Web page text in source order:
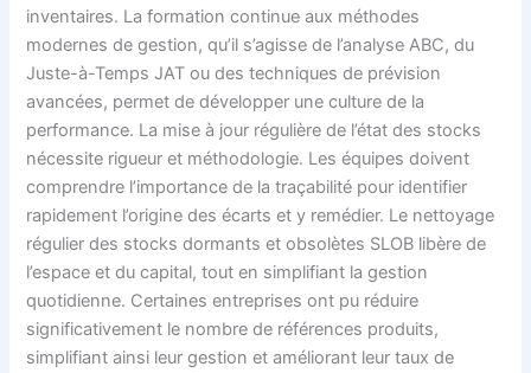
inventaires. La formation continue aux méthodes
modernes de gestion, qu’il s’agisse de l’analyse ABC, du
Juste-à-Temps JAT ou des techniques de prévision
avancées, permet de développer une culture de la
performance. La mise à jour régulière de l’état des stocks
nécessite rigueur et méthodologie. Les équipes doivent
comprendre l’importance de la traçabilité pour identifier
rapidement l’origine des écarts et y remédier. Le nettoyage
régulier des stocks dormants et obsolètes SLOB libère de
l’espace et du capital, tout en simplifiant la gestion
quotidienne. Certaines entreprises ont pu réduire
significativement le nombre de références produits,
simplifiant ainsi leur gestion et améliorant leur taux de